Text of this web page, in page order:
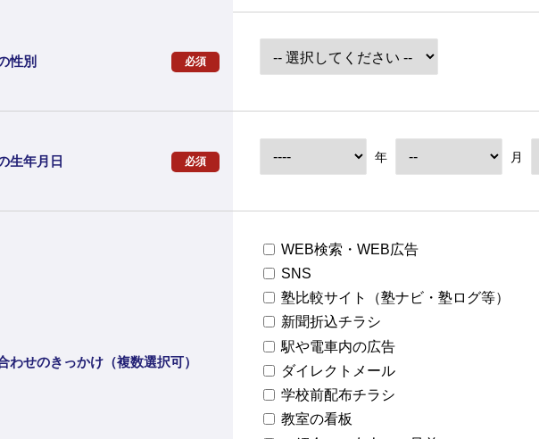
性別 必須
生年月日 必須 年 月
わせのきっかけ（複数選択可）
WEB検索・WEB広告
SNS
塾比較サイト（塾ナビ・塾ログ等）
新聞折込チラシ
駅や電車内の広告
ダイレクトメール
学校前配布チラシ
教室の看板